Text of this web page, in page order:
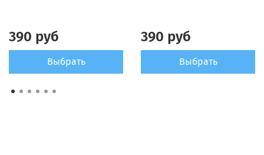
390 руб
Выбрать
390 руб
Выбрать